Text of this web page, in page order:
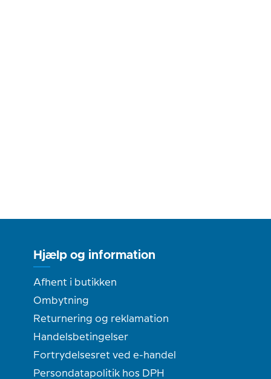
Hjælp og information
Afhent i butikken
Ombytning
Returnering og reklamation
Handelsbetingelser
Fortrydelsesret ved e-handel
Persondatapolitik hos DPH